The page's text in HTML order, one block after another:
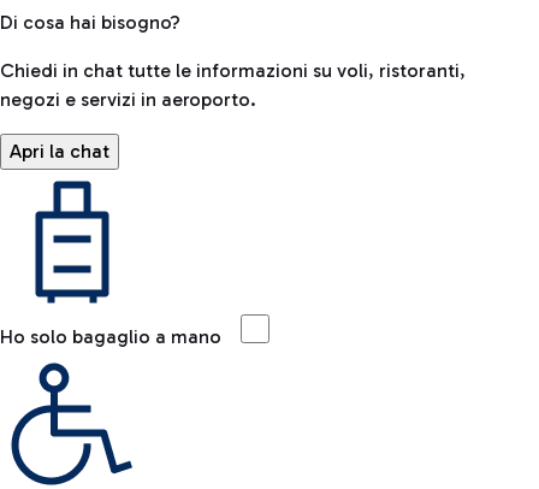
Di cosa hai bisogno?
Chiedi in chat tutte le informazioni su voli, ristoranti,
negozi e servizi in aeroporto.
Apri la chat
Ho solo bagaglio a mano